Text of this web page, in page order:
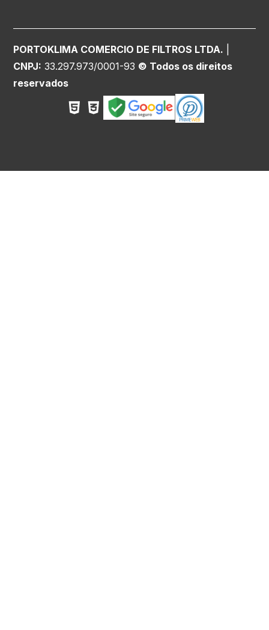
PORTOKLIMA COMERCIO DE FILTROS LTDA.
CNPJ: 33.297.973/0001-93 © Todos os direitos
reservados